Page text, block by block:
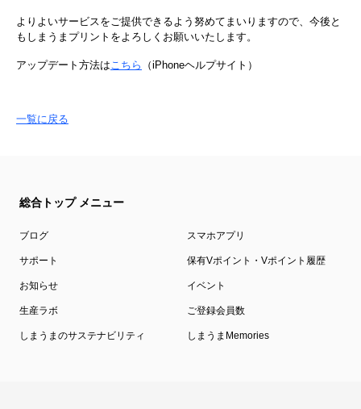
よりよいサービスをご提供できるよう努めてまいりますので、今後と
もしまうまプリントをよろしくお願いいたします。
アップデート方法はこちら （iPhoneヘルプサイト）
一覧に戻る
総合トップ メニュー
ブログ スマホアプリ
サポート 保有Vポイント・Vポイント履歴
お知らせ イベント
生産ラボ ご登録会員数
しまうまのサステナビリティ しまうまMemories